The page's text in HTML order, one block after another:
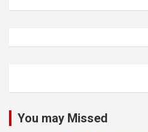
You may Missed